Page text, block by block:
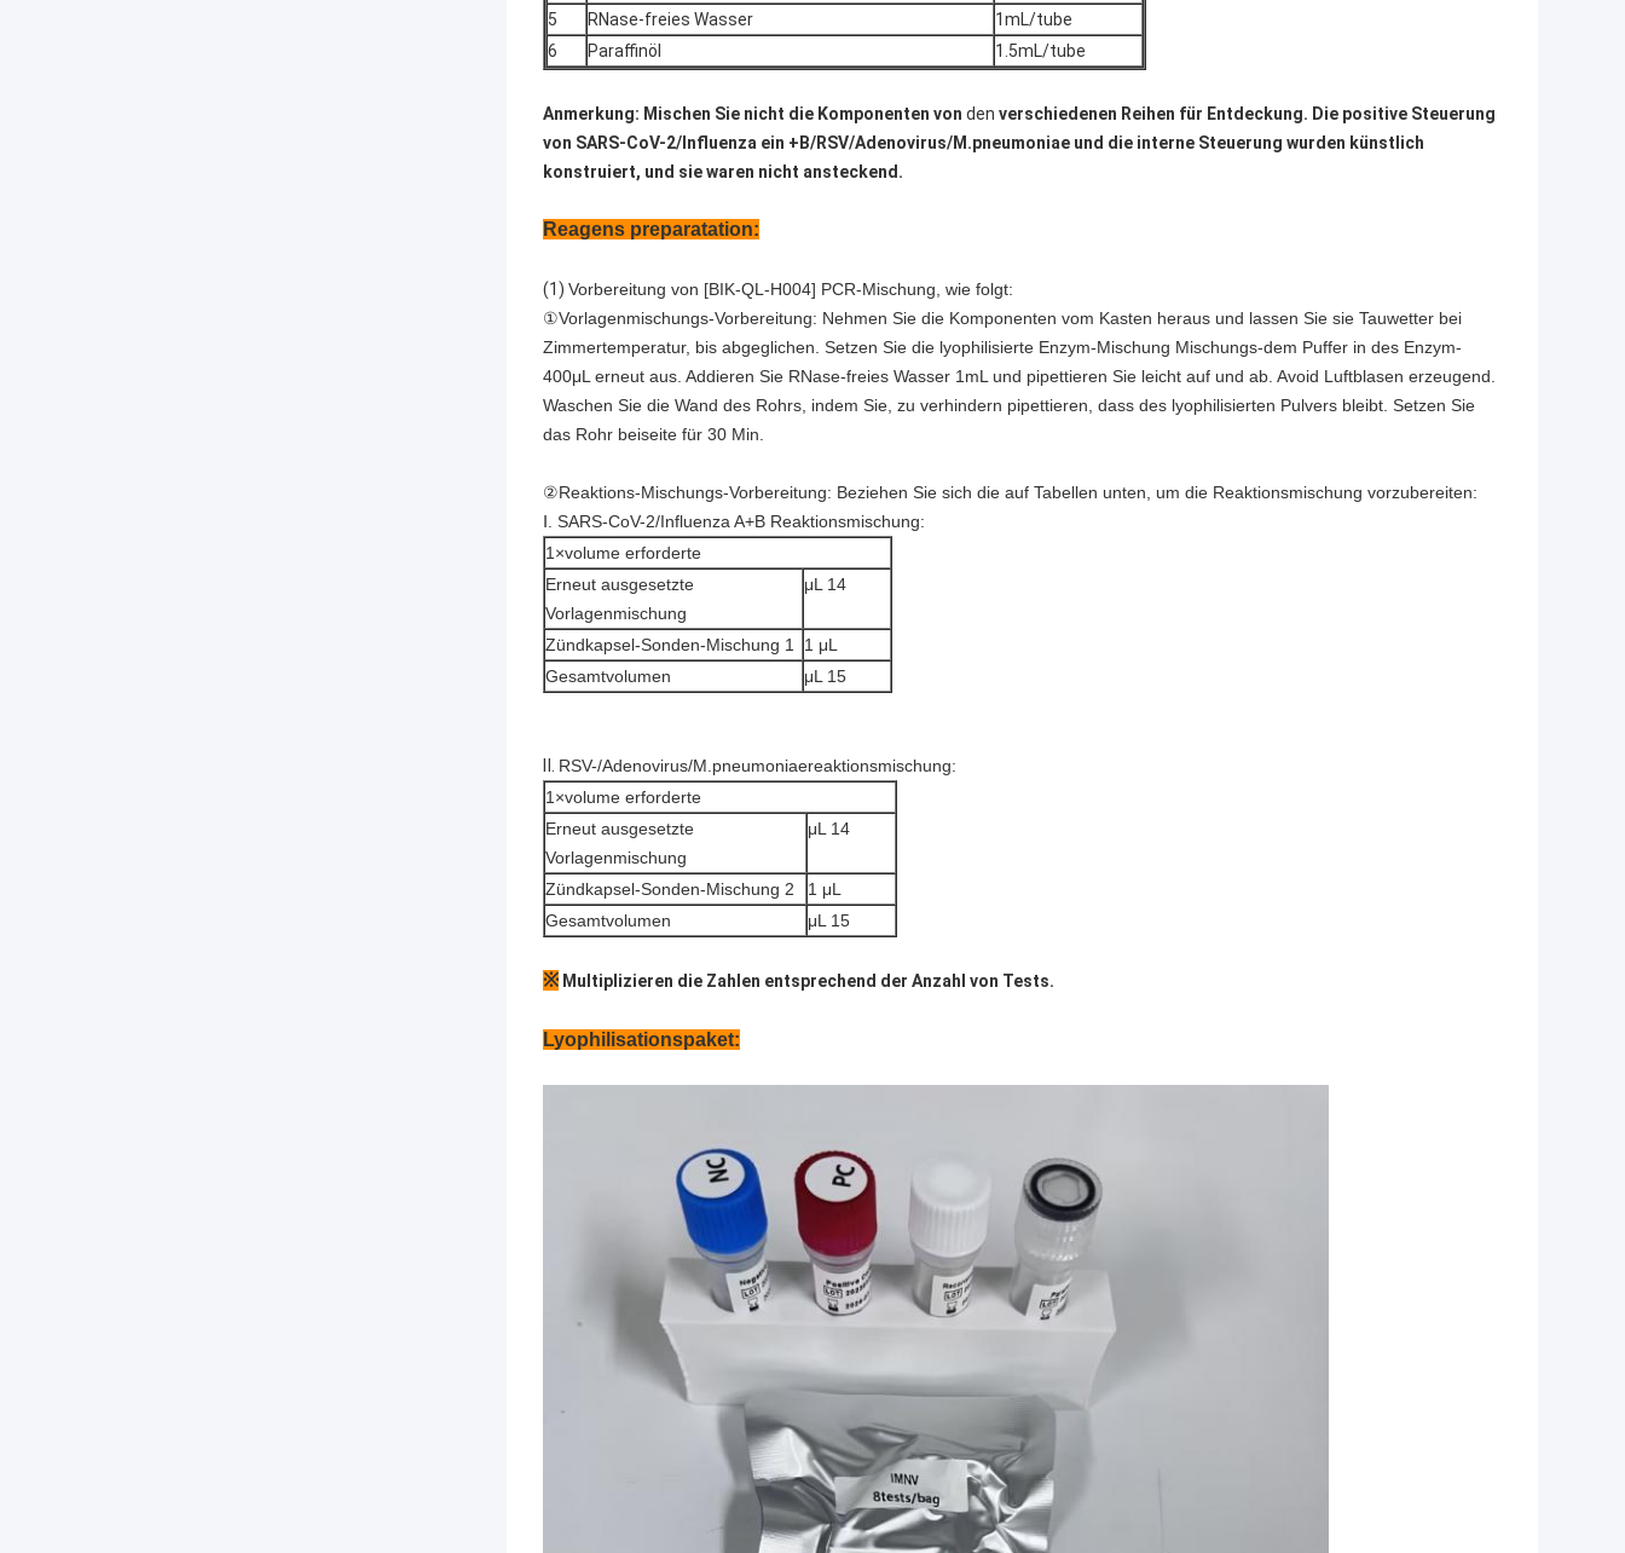
5
RNase-freies Wasser
1mL/tube
6
Paraffinöl 1.5mL/tube
Anmerkung: Mischen Sie nicht die Komponenten von den verschiedenen Reihen für Entdeckung. Die positive Steuerung
von SARS-CoV-2/Influenza ein +B/RSV/Adenovirus/M.pneumoniae und die interne Steuerung wurden künstlich
konstruiert, und sie waren nicht ansteckend.
Reagens preparatation:
(1) Vorbereitung von [BIK-QL-H004] PCR-Mischung, wie folgt:
①Vorlagenmischungs-Vorbereitung: Nehmen Sie die Komponenten vom Kasten heraus und lassen Sie sie Tauwetter bei
Zimmertemperatur, bis abgeglichen. Setzen Sie die lyophilisierte Enzym-Mischung Mischungs-dem Puffer in des Enzym-
400μL erneut aus. Addieren Sie RNase-freies Wasser 1mL und pipettieren Sie leicht auf und ab. Avoid Luftblasen erzeugend.
Waschen Sie die Wand des Rohrs, indem Sie, zu verhindern pipettieren, dass des lyophilisierten Pulvers bleibt. Setzen Sie
das Rohr beiseite für 30 Min.
②Reaktions-Mischungs-Vorbereitung: Beziehen Sie sich die auf Tabellen unten, um die Reaktionsmischung vorzubereiten:
Ⅰ. SARS-CoV-2/Influenza A+B Reaktionsmischung:
1×volume erforderte
Erneut ausgesetzte
Vorlagenmischung
μL 14
Zündkapsel-Sonden-Mischung 1
1 μL
Gesamtvolumen
μL 15
Ⅱ. RSV-/Adenovirus/M.pneumoniaereaktionsmischung:
1×volume erforderte
Erneut ausgesetzte
Vorlagenmischung
μL 14
Zündkapsel-Sonden-Mischung 2
1 μL
Gesamtvolumen
μL 15
※ Multiplizieren die Zahlen entsprechend der Anzahl von Tests.
Lyophilisationspaket: